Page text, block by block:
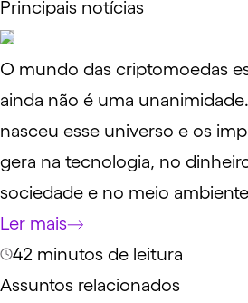
Principais notícias
O mundo das criptomoedas
ainda não é uma
nasceu esse universo e os
gera na tecnologia, no
sociedade e no meio
Ler mais
42 minutos de leitura
Assuntos relacionados